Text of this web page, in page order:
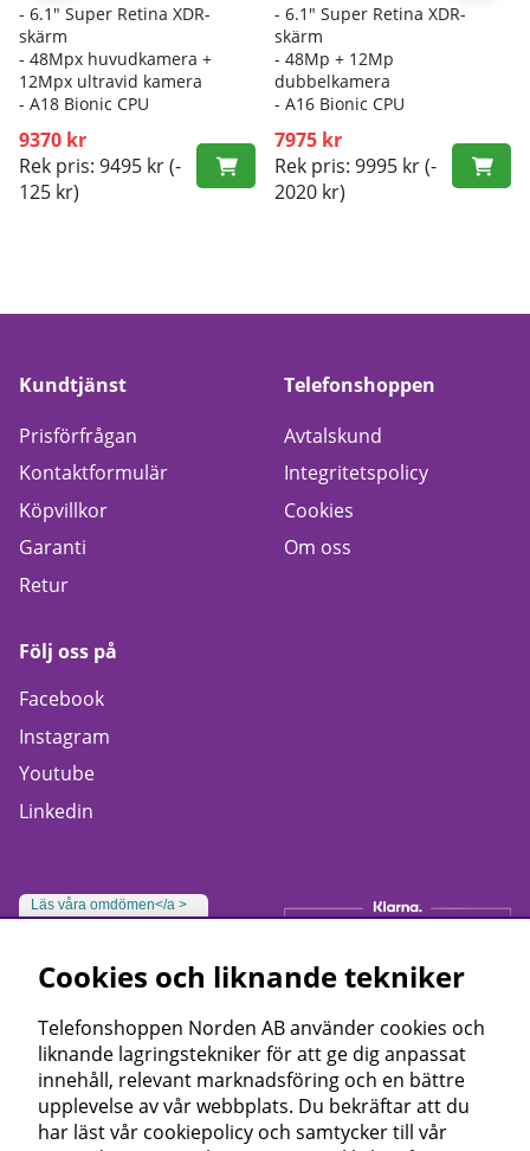
- 6.1″ Super Retina XDR-
skärm
- 48Mpx huvudkamera +
12Mpx ultravid kamera
- A18 Bionic CPU
9370 kr
Rek pris: 9495 kr(-
125 kr)
- 6.1" Super Retina XDR-
skärm
- 48Mp + 12Mp
dubbelkamera
- A16 Bionic CPU
7975 kr
Rek pris: 9995 kr(-
2020 kr)
Kundtjänst
Prisförfrågan
Kontaktformulär
Köpvillkor
Garanti
Retur
Telefonshoppen
Avtalskund
Integritetspolicy
Cookies
Om oss
Följ oss på
Facebook
Instagram
Youtube
Linkedin
Läs våra omdömen</a >
Cookies och liknande tekniker
Telefonshoppen Norden AB använder cookies och
liknande lagringstekniker för att ge dig anpassat
innehåll, relevant marknadsföring och en bättre
upplevelse av vår webbplats. Du bekräftar att du
har läst vår cookiepolicy och samtycker till vår